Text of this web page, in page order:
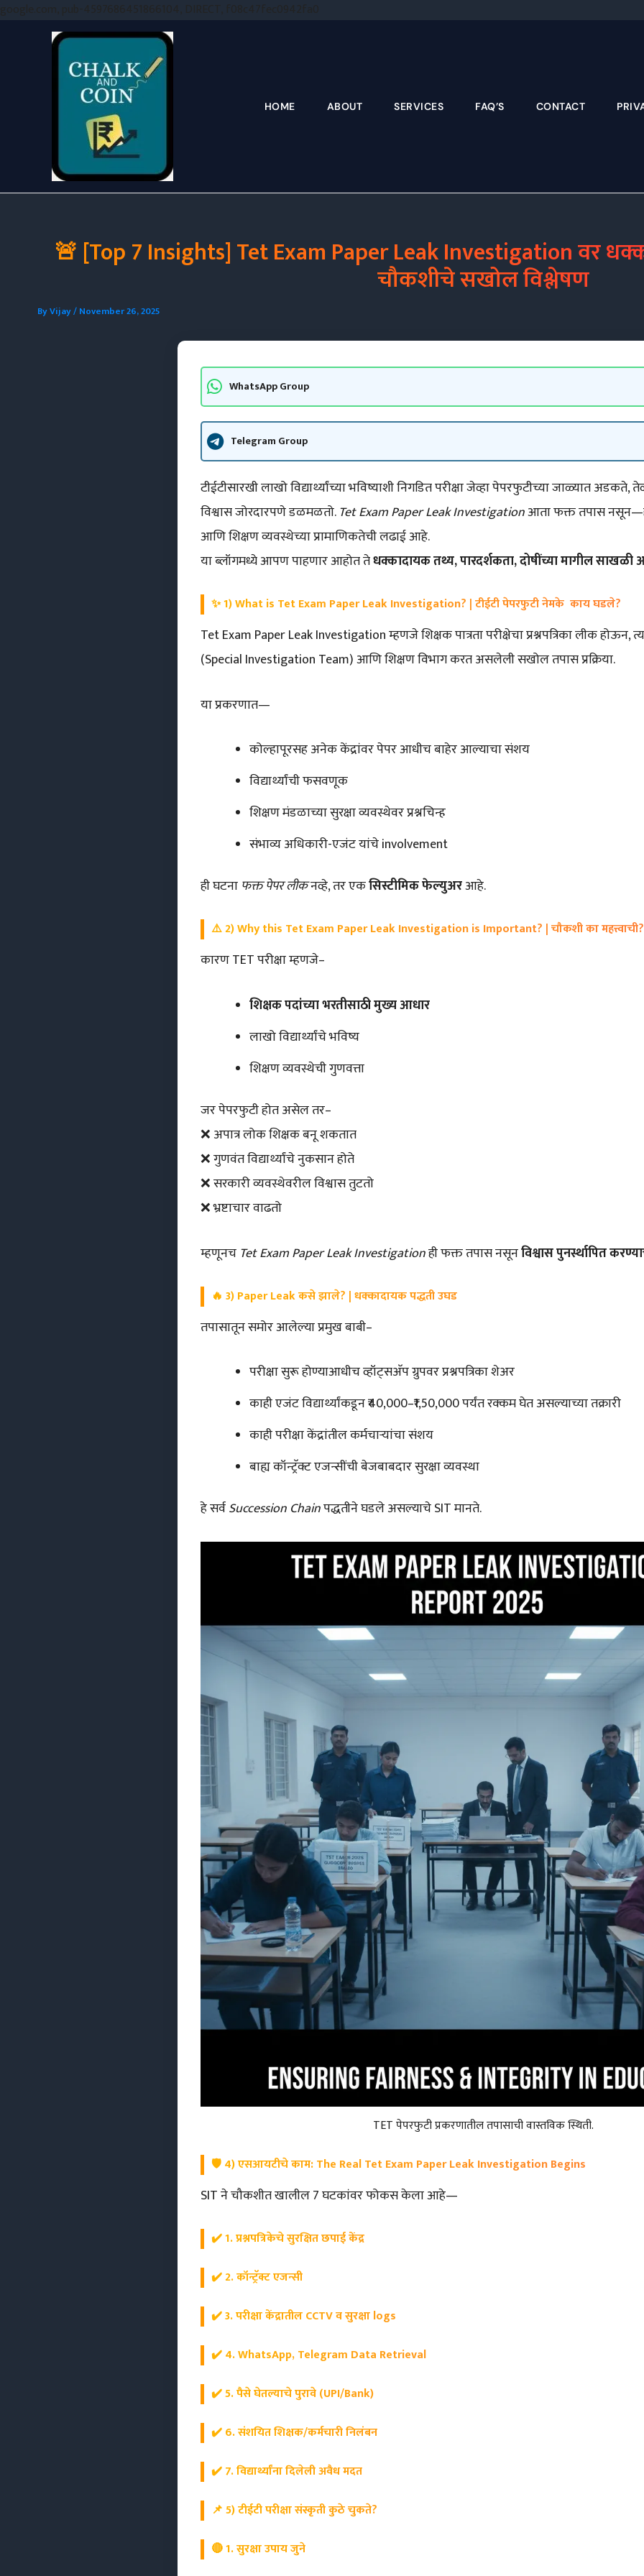
HOME ABOUT SERVICES FAQ’S CONTACT
🚨 [Top 7 Insights] Tet Exam Paper Leak Investigation वर
चौकशीचे सखोल विश्लेषण
ByVijay/November 26, 2025
WhatsApp Group
Telegram Group
टीईटीसारखी लाखो विद्यार्थ्यांच्या भविष्याशी निगडित परीक्षा जेव्हा पेपरफुटीच्या जाळ्यात अडकते,
विश्वास जोरदारपणे डळमळतो.Tet Exam Paper Leak Investigationआता फक्त तपास नसून—ही
आणि शिक्षण व्यवस्थेच्या प्रामाणिकतेची लढाई आहे.
या ब्लॉगमध्ये आपण पाहणार आहोत तेधक्कादायक तथ्य, पारदर्शकता, दोषींच्या मागील
✨1) What is Tet Exam Paper Leak Investigation? | टीईटी पेपरफुटी नेमके काय घडले?
Tet Exam Paper Leak Investigation म्हणजे शिक्षक पात्रता परीक्षेचा प्रश्नपत्रिका लीक होऊन,
(Special Investigation Team) आणि शिक्षण विभाग करत असलेली सखोल तपास प्रक्रिया.
या प्रकरणात—
कोल्हापूरसह अनेक केंद्रांवर पेपर आधीच बाहेर आल्याचा संशय
विद्यार्थ्यांची फसवणूक
शिक्षण मंडळाच्या सुरक्षा व्यवस्थेवर प्रश्नचिन्ह
संभाव्य अधिकारी-एजंट यांचे involvement
ही घटना फक्त पेपर लीकनव्हे, तर एकसिस्टीमिक फेल्युअरआहे.
⚠️2) Why this Tet Exam Paper Leak Investigation is Important? | चौकशी का महत्त्वाची?
कारण TET परीक्षा म्हणजे–
शिक्षक पदांच्या भरतीसाठी मुख्य आधार
लाखो विद्यार्थ्यांचे भविष्य
शिक्षण व्यवस्थेची गुणवत्ता
जर पेपरफुटी होत असेल तर–
❌ अपात्र लोक शिक्षक बनू शकतात
❌ गुणवंत विद्यार्थ्यांचे नुकसान होते
❌ सरकारी व्यवस्थेवरील विश्वास तुटतो
❌ भ्रष्टाचार वाढतो
म्हणूनच Tet Exam Paper Leak Investigationही फक्त तपास नसूनविश्वास पुनर्स्थापित
🔥 3) Paper Leak कसे झाले? | धक्कादायक पद्धती उघड
तपासातून समोर आलेल्या प्रमुख बाबी–
परीक्षा सुरू होण्याआधीच व्हॉट्सअ‍ॅप ग्रुपवर प्रश्नपत्रिका शेअर
काही एजंट विद्यार्थ्यांकडून ₹40,000–₹1,50,000 पर्यंत रक्कम घेत असल्याच्या तक्रारी
काही परीक्षा केंद्रांतील कर्मचाऱ्यांचा संशय
बाह्य कॉन्ट्रॅक्ट एजन्सींची बेजबाबदार सुरक्षा व्यवस्था
हे सर्वSuccession Chainपद्धतीने घडले असल्याचे SIT मानते.
TET पेपरफुटी प्रकरणातील तपासाची वास्तविक स्थिती.
🛡️4) एसआयटीचे काम: The Real Tet Exam Paper Leak Investigation Begins
SIT ने चौकशीत खालील 7 घटकांवर फोकस केला आहे—
✔️ 1. प्रश्नपत्रिकेचे सुरक्षित छपाई केंद्र
✔️ 2. कॉन्ट्रॅक्ट एजन्सी
✔️ 3. परीक्षा केंद्रातील CCTV व सुरक्षा logs
✔️ 4. WhatsApp, Telegram Data Retrieval
✔️ 5. पैसे घेतल्याचे पुरावे (UPI/Bank)
✔️ 6. संशयित शिक्षक/कर्मचारी निलंबन
✔️ 7. विद्यार्थ्यांना दिलेली अवैध मदत
📌5) टीईटी परीक्षा संस्कृती कुठे चुकते?
🔴 1. सुरक्षा उपाय जुने